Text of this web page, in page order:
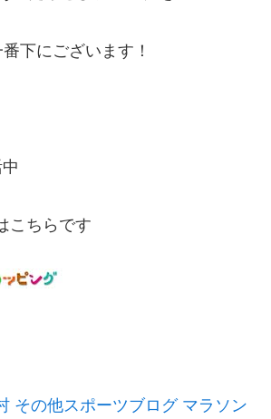
下にございます！
こちらです